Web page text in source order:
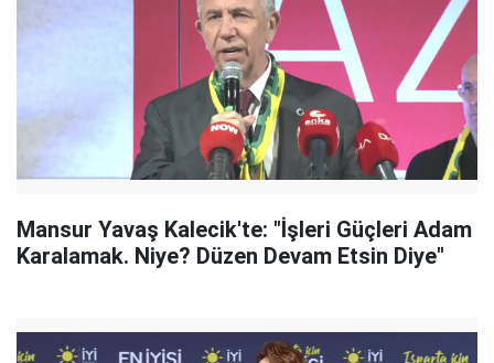
Mansur Yavaş Kalecik'te: "İşleri Güçleri Adam
Karalamak. Niye? Düzen Devam Etsin Diye"